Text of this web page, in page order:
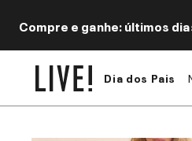
Compre e ganhe: últimos
Dia dos Pais